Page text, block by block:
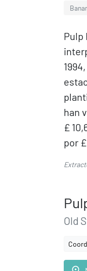
Pulp
han
£
por
Old